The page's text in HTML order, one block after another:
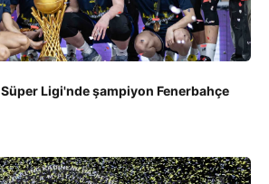
Ligi'nde şampiyon Fenerbahçe